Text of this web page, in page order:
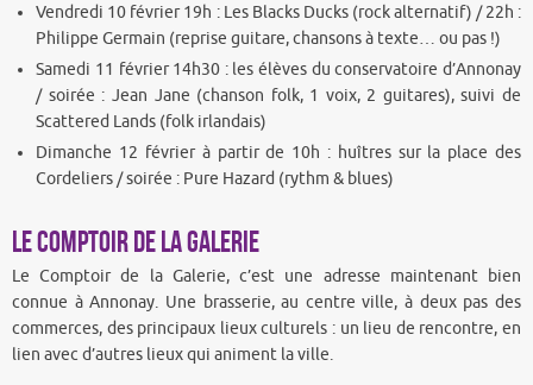
Vendredi 10 février 19h : Les Blacks Ducks (rock alternatif) / 22h :
Philippe Germain (reprise guitare, chansons à texte… ou pas !)
Samedi 11 février 14h30 : les élèves du conservatoire d’Annonay
/ soirée : Jean Jane (chanson folk, 1 voix, 2 guitares), suivi de
Scattered Lands (folk irlandais)
Dimanche 12 février à partir de 10h : huîtres sur la place des
Cordeliers / soirée : Pure Hazard (rythm & blues)
Le Comptoir de la Galerie
Le Comptoir de la Galerie, c’est une adresse maintenant bien
connue à Annonay. Une brasserie, au centre ville, à deux pas des
commerces, des principaux lieux culturels : un lieu de rencontre, en
lien avec d’autres lieux qui animent la ville.